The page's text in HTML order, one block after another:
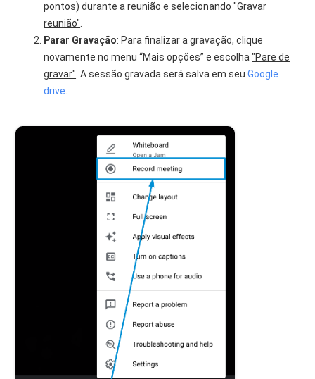
pontos) durante a reunião e selecionando"Gravar
reunião"
Parar Gravação: Para finalizar a gravação, clique
novamente no menu “Mais opções” e escolha"Pare de
gravar" . A sessão gravada será salva em seuGoogle
drive